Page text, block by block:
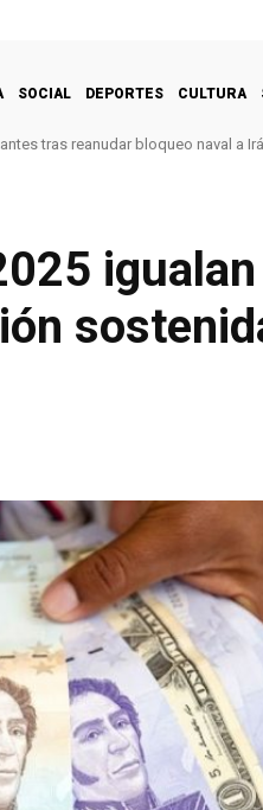
SOCIAL DEPORTES CULTURA
tras reanudar bloqueo naval a